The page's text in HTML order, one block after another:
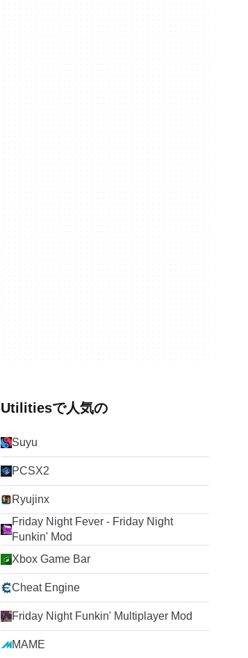
Utilitiesで人気の
Suyu
PCSX2
Ryujinx
Friday Night Fever - Friday Night
Funkin' Mod
Xbox Game Bar
Cheat Engine
Friday Night Funkin' Multiplayer Mod
MAME